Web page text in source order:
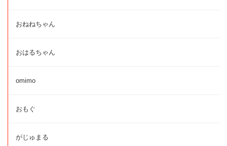
おねねちゃん
おはるちゃん
omimo
おもぐ
がじゅまる